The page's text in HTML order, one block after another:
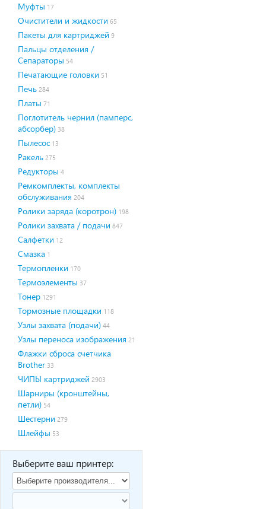
Муфты 17
Очистители и жидкости 65
Пакеты для картриджей 9
Пальцы отделения /
Сепараторы 54
Печатающие головки 51
Печь 284
Платы 71
Поглотитель чернил (памперс,
абсорбер) 38
Пылесос 13
Ракель 275
Редукторы 4
Ремкомплекты, комплекты
обслуживания 204
Ролики заряда (коротрон) 198
Ролики захвата / подачи 847
Салфетки 12
Смазка 1
Термопленки 170
Термоэлементы 37
Тонер 1291
Тормозные площадки 118
Узлы захвата (подачи) 44
Узлы переноса изображения 21
Флажки сброса счетчика
Brother 33
ЧИПЫ картриджей 2903
Шарниры (кронштейны,
петли) 54
Шестерни 279
Шлейфы 53
Выберите ваш принтер: